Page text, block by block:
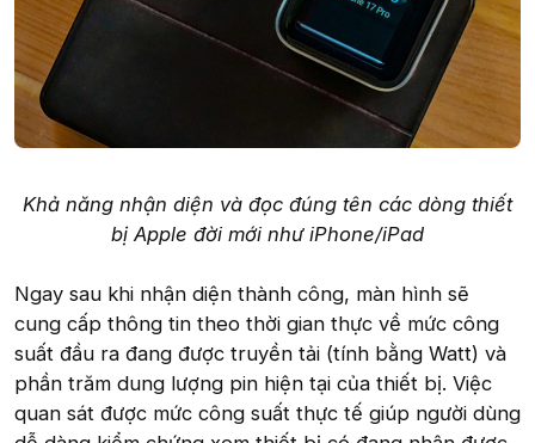
Khả năng nhận diện và đọc đúng tên các dòng thiết
bị Apple đời mới như iPhone/iPad
Ngay sau khi nhận diện thành công, màn hình sẽ
cung cấp thông tin theo thời gian thực về mức công
suất đầu ra đang được truyền tải (tính bằng Watt) và
phần trăm dung lượng pin hiện tại của thiết bị. Việc
quan sát được mức công suất thực tế giúp người dùng